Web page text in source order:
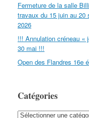
Fermeture de la salle
travaux du 15 juin au 20
2026
!!! Annulation créneau «
30 mai !!!
Open des Flandres 16e
Catégories
Catégories